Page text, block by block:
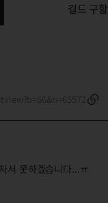
길드 구함
서 못하겠습니다...ㅠ